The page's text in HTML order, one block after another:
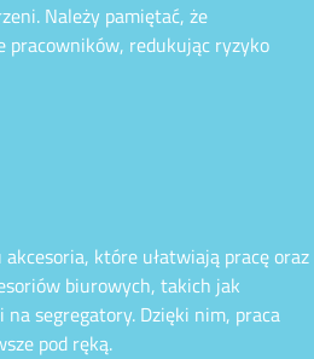
Należy pamiętać, że
pracowników, redukując ryzyko
które ułatwiają pracę oraz
biurowych, takich jak
segregatory. Dzięki nim, praca
pod ręką.